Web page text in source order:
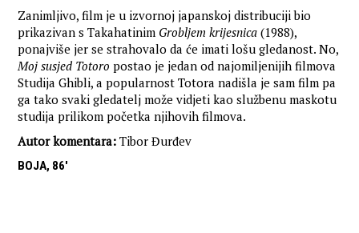
Zanimljivo, film je u izvornoj japanskoj distribuciji bio
prikazivan s Takahatinim Grobljem krijesnica (1988),
ponajviše jer se strahovalo da će imati lošu gledanost. No,
Moj susjed Totoropostao je jedan od najomiljenijih filmova
Studija Ghibli, a popularnost Totora nadišla je sam film pa
ga tako svaki gledatelj može vidjeti kao službenu maskotu
studija prilikom početka njihovih filmova.
Autor komentara: Tibor Đurđev
BOJA, 86'